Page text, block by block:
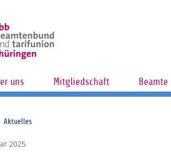
uns Mitgliedschaft Beamte
Aktuelles
2025